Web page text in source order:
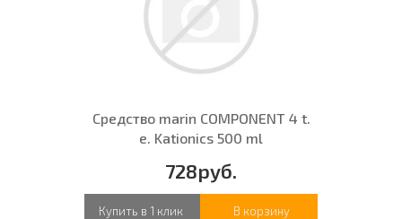
Средство marin COMPONENT 4 t.
e. Kationics 500 ml
728руб.
Купить в 1 клик В корзину